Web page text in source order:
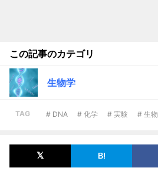
この記事のカテゴリ
生物学
TAG # DNA # 化学 # 実験 # 生物